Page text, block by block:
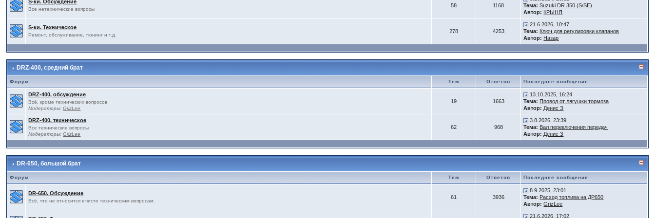
S-ки. Обсуждение
Все нетехнические вопросы
58 1168
Тема: Suzuki DR 350 (S/SE)
Автор: КРЫНЯ
S-ки. Техническое
Ремонт, обслуживание, тюнинг и т.д.
278 4253
21.6.2026, 10:47
Тема: Ключ для регулировки клапанов
Автор: Назар
DRZ-400, средний брат
Форум Тем Ответов Последнее сообщение
DRZ-400, обсуждение
Всё, кроме технических вопросов
Модераторы:GrizLee
19 1663
13.10.2025, 16:24
Тема: Провод от лягушки тормоза
Автор: Денис З
DRZ-400. техническое
Все технические вопросы
Модераторы:GrizLee
62 968
3.8.2026, 23:39
Тема: Вал переключения передач
Автор: Денис З
DR-650, большой брат
Форум Тем Ответов Последнее сообщение
DR-650. Обсуждение
Всё, что не относится к чисто техническим вопросам.
61 3936
8.9.2025, 23:01
Тема: Расход топлива на ДР650
Автор: GrizLee
21.6.2026, 17:02